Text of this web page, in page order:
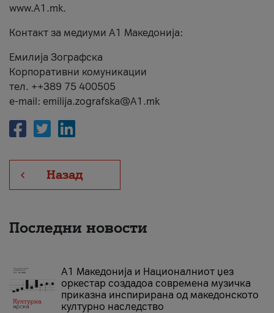
www.А1.mk.
Контакт за медиуми А1 Македонија:
Емилија Зографска
Корпоративни комуникации
тел. ++389 75 400505
e-mail: emilija.zografska@A1.mk
Назад
Последни новости
А1 Македонија и Националниот џез
оркестар создадоа современа музичка
приказна инспирирана од македонското
културно наследство